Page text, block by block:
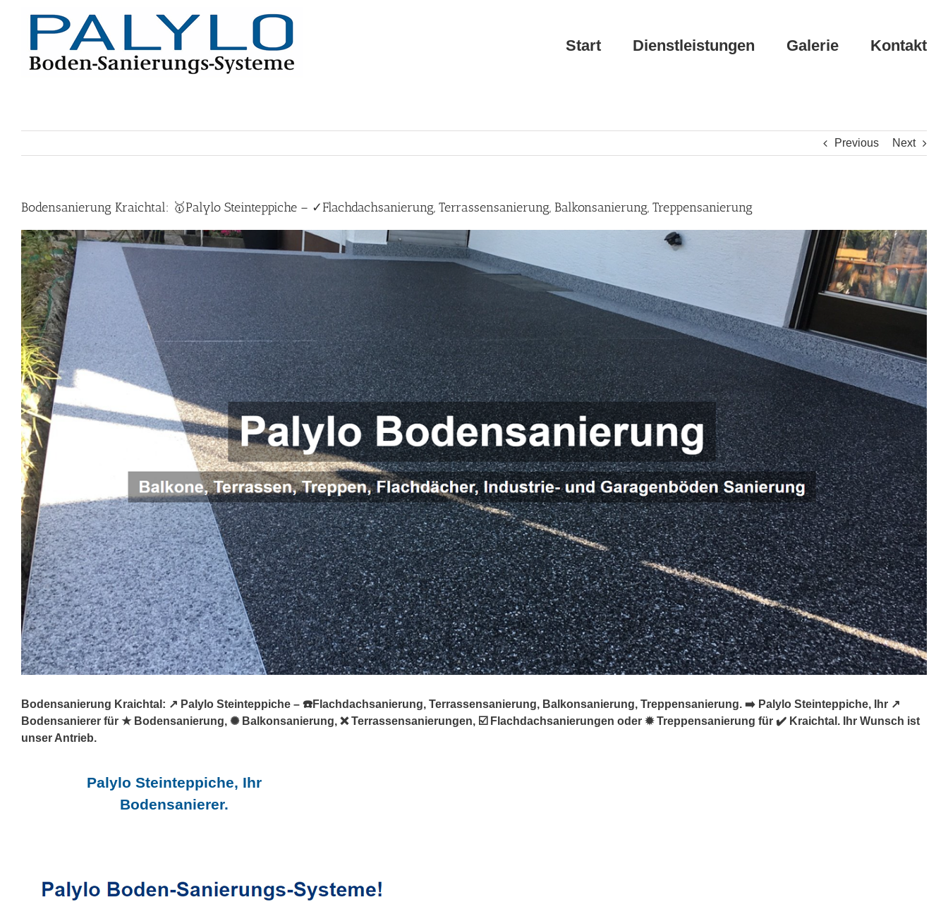
Start Dienstleistungen Galerie Kontakt
Previous Next
Bodensanierung Kraichtal: 🥇Palylo Steinteppiche – ✓Flachdachsanierung, Terrassensanierung, Balkonsanierung, Treppensanierung
Bodensanierung Kraichtal: ↗️ Palylo Steinteppiche – ☎️Flachdachsanierung, Terrassensanierung, Balkonsanierung, Treppensanierung. ➡️ Palylo Steinteppiche, Ihr ↗️
Bodensanierer für ★ Bodensanierung, ✺ Balkonsanierung, ❌ Terrassensanierungen, ☑️ Flachdachsanierungen oder ✹ Treppensanierung für ✔️ Kraichtal. Ihr Wunsch ist
unser Antrieb.
Palylo Steinteppiche, Ihr
Bodensanierer.